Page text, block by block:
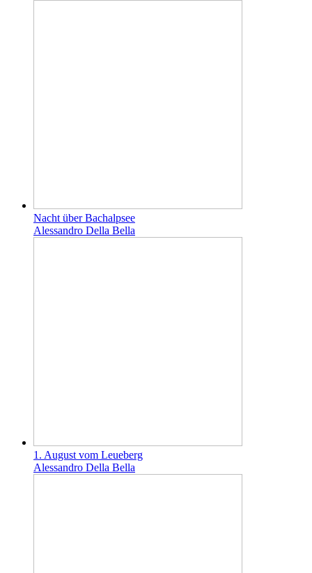
Nacht über Bachalpsee
Alessandro Della Bella
1. August vom Leueberg
Alessandro Della Bella